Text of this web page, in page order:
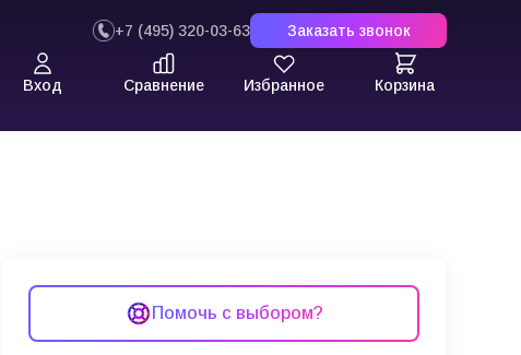
+7 (495) 320-03-63 Заказать звонок
Вход Сравнение Избранное Корзина
Помочь с выбором?